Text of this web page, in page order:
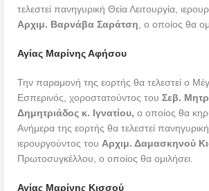
τελεστεί πανηγυρική Θεία Λειτουργία,
Αρχιμ. Βαρνάβα Σαράτση , ο οποίος θα
Αγίας Μαρίνης Αφήσου
Την παραμονή της εορτής θα τελεστεί ο
Εσπερινός, χοροστατούντος τουΣεβ.
Δημητριάδος κ. Ιγνατίου, ο οποίος θα
Ανήμερα της εορτής θα τελεστεί πανηγυρική
ιερουργούντος του Αρχιμ. Δαμασκηνού
Πρωτοσυγκέλλου, ο οποίος θα ομιλήσει.
Αγίας Μαρίνης Κισσού